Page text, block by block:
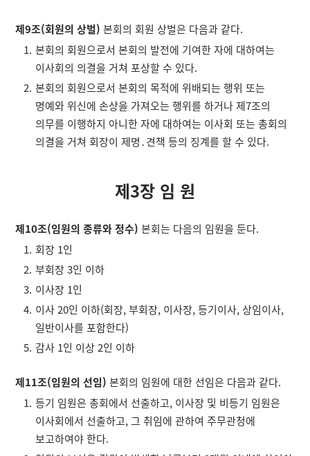
제9조(회원의 상벌) 본회의 회원 상벌은 다음과 같다.
본회의 회원으로서 본회의 발전에 기여한 자에 대하여는
이사회의 의결을 거쳐 포상할 수 있다.
본회의 회원으로서 본회의 목적에 위배되는 행위 또는
명예와 위신에 손상을 가져오는 행위를 하거나 제7조의
의무를 이행하지 아니한 자에 대하여는 이사회 또는 총회의
의결을 거쳐 회장이 제명․견책 등의 징계를 할 수 있다.
제3장 임 원
제10조(임원의 종류와 정수) 본회는 다음의 임원을 둔다.
회장 1인
부회장 3인 이하
이사장 1인
이사 20인 이하(회장, 부회장, 이사장, 등기이사, 상임이사,
일반이사를 포함한다)
감사 1인 이상 2인 이하
제11조(임원의 선임) 본회의 임원에 대한 선임은 다음과 같다.
등기 임원은 총회에서 선출하고, 이사장 및 비등기 임원은
이사회에서 선출하고, 그 취임에 관하여 주무관청에
보고하여야 한다.